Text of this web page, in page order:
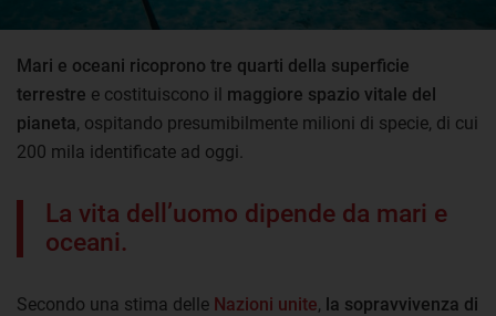
Mari e oceani ricoprono tre quarti della superficie
terrestre e costituiscono il maggiore spazio vitale del
pianeta, ospitando presumibilmente milioni di specie, di cui
200 mila identificate ad oggi.
La vita dell’uomo dipende da mari e
oceani.
Secondo una stima delle Nazioni unite, la sopravvivenza di